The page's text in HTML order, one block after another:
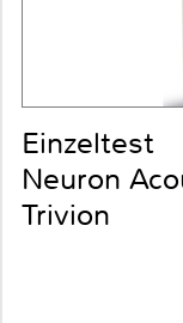
Einzeltest
Neuron
Trivion